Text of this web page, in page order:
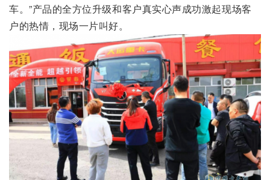
车。”产品的全方位升级和客户真实心声成功激起现场客
户的热情，现场一片叫好。